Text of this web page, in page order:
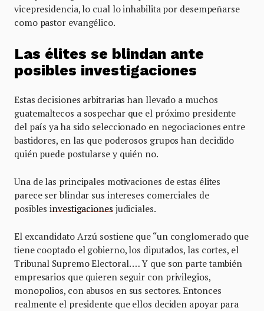
vicepresidencia, lo cual lo inhabilita por desempeñarse
como pastor evangélico.
Las élites se blindan ante
posibles investigaciones
Estas decisiones arbitrarias han llevado a muchos
guatemaltecos a sospechar que el próximo presidente
del país ya ha sido seleccionado en negociaciones entre
bastidores, en las que poderosos grupos han decidido
quién puede postularse y quién no.
Una de las principales motivaciones de estas élites
parece ser blindar sus intereses comerciales de
posiblesinvestigacionesjudiciales.
El excandidato Arzú sostiene que “un conglomerado que
tiene cooptado el gobierno, los diputados, las cortes, el
Tribunal Supremo Electoral. … Y que son parte también
empresarios que quieren seguir con privilegios,
monopolios, con abusos en sus sectores. Entonces
realmente el presidente que ellos deciden apoyar para